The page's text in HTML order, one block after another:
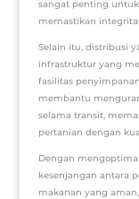
sangat penting
memastikan
Selain itu, distribusi
infrastruktur yang
fasilitas
membantu
selama transit,
pertanian dengan
Dengan
kesenjangan antara
makanan yang